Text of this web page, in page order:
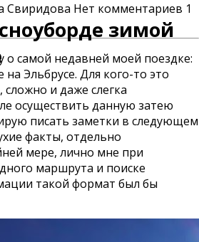
зимой
Свиридова Нет комментариев 1
о самой недавней моей поездке:
на Эльбрусе. Для кого-то это
и даже слегка
осуществить данную затею
писать заметки в следующем
факты, отдельно
мере, лично мне при
маршрута и поиске
такой формат был бы